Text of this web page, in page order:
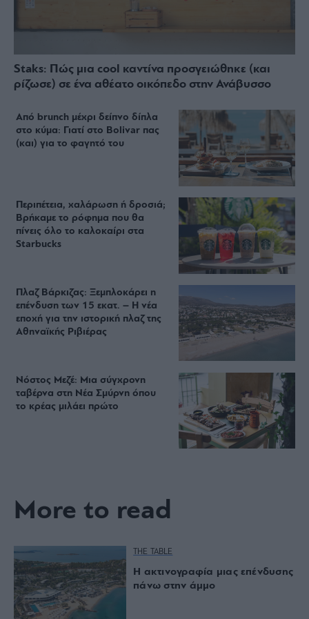
Staks: Πώς μια cool καντίνα προσγειώθηκε (και
ρίζωσε) σε ένα αθέατο οικόπεδο στην Ανάβυσσο
Από brunch μέχρι δείπνο δίπλα
στο κύμα: Γιατί στο Bolivar πας
(και) για το φαγητό του
Περιπέτεια, χαλάρωση ή δροσιά;
Βρήκαμε το ρόφημα που θα
πίνεις όλο το καλοκαίρι στα
Starbucks
Πλαζ Βάρκιζας: Ξεμπλοκάρει η
επένδυση των 15 εκατ. – Η νέα
εποχή για την ιστορική πλαζ της
Αθηναϊκής Ριβιέρας
Νόστος Μεζέ: Μια σύγχρονη
ταβέρνα στη Νέα Σμύρνη όπου
το κρέας μιλάει πρώτο
More to read
THE TABLE
Η ακτινογραφία μιας επένδυσης
πάνω στην άμμο